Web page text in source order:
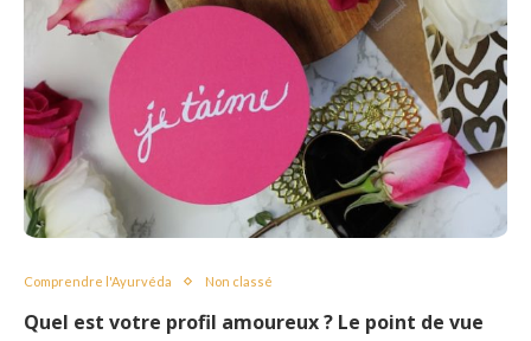
Comprendre l'Ayurvéda Non classé
Quel est votre profil amoureux ? Le point de vue